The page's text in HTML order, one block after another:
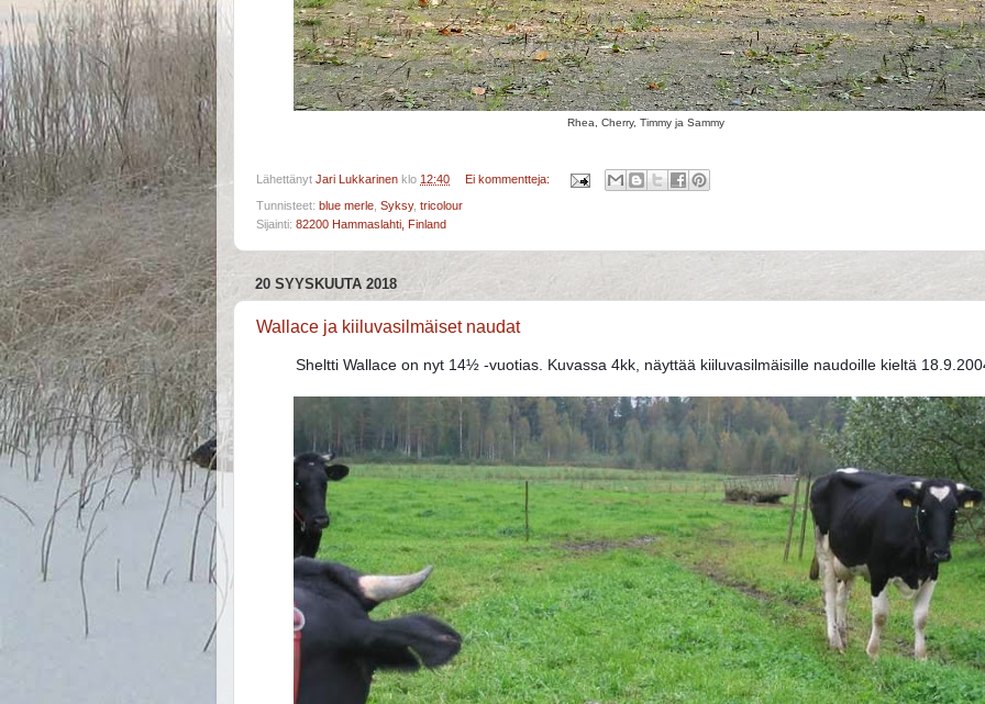
Rhea, Cherry, Timmy ja Sammy
Lähettänyt Jari Lukkarinen klo 12:40 Ei kommentteja:
Tunnisteet: blue merle, Syksy, tricolour
Sijainti: 82200 Hammaslahti, Finland
20 SYYSKUUTA 2018
Wallace ja kiiluvasilmäiset naudat
Sheltti Wallace on nyt 14½ -vuotias. Kuvassa 4kk, näyttää kiiluvasilmäisille naudoille kieltä